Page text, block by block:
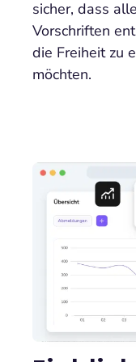
sicher, dass
Vorschriften
die Freiheit zu
möchten.